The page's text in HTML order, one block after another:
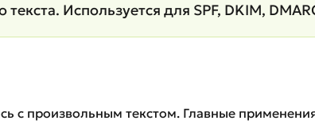
текста. Используется для SPF, DKIM,
с произвольным текстом. Главные